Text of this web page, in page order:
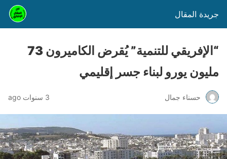
جريدة المقال
“الإفريقي للتنمية” يُقرض الكاميرون 73
مليون يورو لبناء جسر إقليمي
حسناء جمال 3 سنوات ago